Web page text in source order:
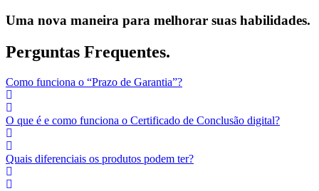
Uma nova maneira para melhorar suas habilidades.
Perguntas Frequentes.
Como funciona o “Prazo de Garantia”?
O que é e como funciona o Certificado de Conclusão digital?
Quais diferenciais os produtos podem ter?